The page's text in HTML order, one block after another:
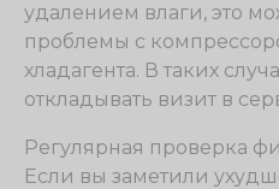
удалением влаги, это
проблемы с
хладагента. В таких
откладывать визит в
Регулярная проверка
Если вы заметили